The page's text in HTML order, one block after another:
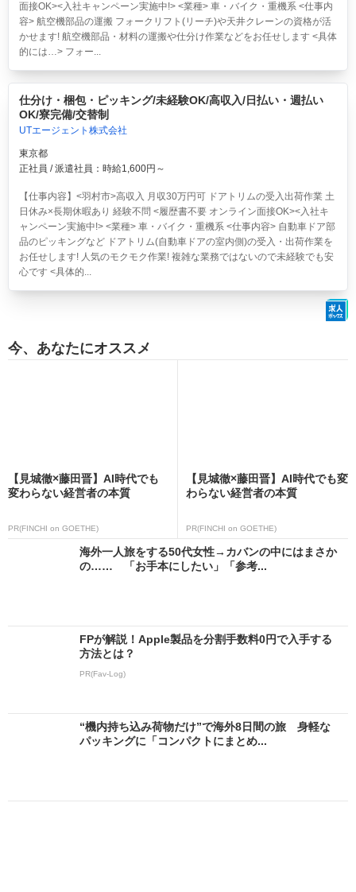
面接OK><入社キャンペーン実施中!> <業種> 車・バイク・重機系 <仕事内
容> 航空機部品の運搬 フォークリフト(リーチ)や天井クレーンの資格が活
かせます! 航空機部品・材料の運搬や仕分け作業などをお任せします <具体
的には…> フォー...
仕分け・梱包・ピッキング/未経験OK/高収入/日払い・週払い
OK/寮完備/交替制
UTエージェント株式会社
東京都
正社員 / 派遣社員：時給1,600円～
【仕事内容】<羽村市>高収入 月収30万円可 ドアトリムの受入出荷作業 土
日休み×長期休暇あり 経験不問 <履歴書不要 オンライン面接OK><入社キ
ャンペーン実施中!> <業種> 車・バイク・重機系 <仕事内容> 自動車ドア部
品のピッキングなど ドアトリム(自動車ドアの室内側)の受入・出荷作業を
お任せします! 人気のモクモク作業! 複雑な業務ではないので未経験でも安
心です <具体的...
今、あなたにオススメ
【見城徹×藤田晋】AI時代でも
変わらない経営者の本質
PR(FINCHI on GOETHE)
【見城徹×藤田晋】AI時代でも変
わらない経営者の本質
PR(FINCHI on GOETHE)
海外一人旅をする50代女性→カバンの中にはまさか
の…… 「お手本にしたい」「参考...
FPが解説！Apple製品を分割手数料0円で入手する
方法とは？
PR(Fav-Log)
“機内持ち込み荷物だけ”で海外8日間の旅 身軽な
パッキングに「コンパクトにまとめ...